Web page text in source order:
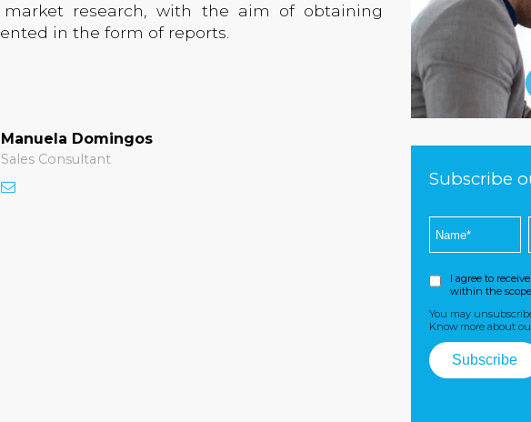
research, with the aim of obtaining
in the form of reports.
Manuela Domingos
Sales Consultant
Subscribe
I agree to
within the
You may
Know more about